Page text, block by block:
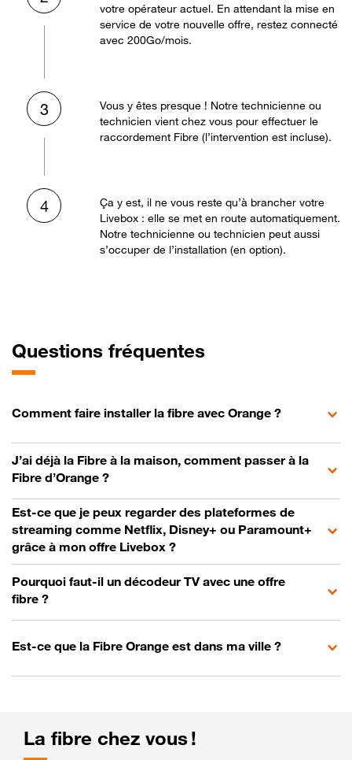
votre opérateur actuel. En attendant la mise en
service de votre nouvelle offre, restez connecté
avec 200Go/mois.
3
Vous y êtes presque ! Notre technicienne ou
technicien vient chez vous pour effectuer le
raccordement Fibre (l’intervention est incluse).
4
Ça y est, il ne vous reste qu’à brancher votre
Livebox : elle se met en route automatiquement.
Notre technicienne ou technicien peut aussi
s’occuper de l’installation (en option).
Questions fréquentes
Comment faire installer la fibre avec Orange ?
J’ai déjà la Fibre à la maison, comment passer à la
Fibre d’Orange ?
Est-ce que je peux regarder des plateformes de
streaming comme Netflix, Disney+ ou Paramount+
grâce à mon offre Livebox ?
Pourquoi faut-il un décodeur TV avec une offre
fibre ?
Est-ce que la Fibre Orange est dans ma ville ?
La fibre chez vous !